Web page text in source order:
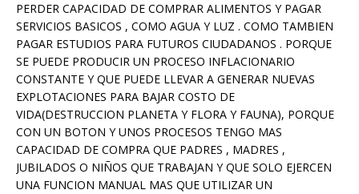
PERDER CAPACIDAD DE COMPRAR ALIMENTOS Y PAGAR
SERVICIOS BASICOS , COMO AGUA Y LUZ . COMO TAMBIEN
PAGAR ESTUDIOS PARA FUTUROS CIUDADANOS . PORQUE
SE PUEDE PRODUCIR UN PROCESO INFLACIONARIO
CONSTANTE Y QUE PUEDE LLEVAR A GENERAR NUEVAS
EXPLOTACIONES PARA BAJAR COSTO DE
VIDA(DESTRUCCION PLANETA Y FLORA Y FAUNA), PORQUE
CON UN BOTON Y UNOS PROCESOS TENGO MAS
CAPACIDAD DE COMPRA QUE PADRES , MADRES ,
JUBILADOS O NIÑOS QUE TRABAJAN Y QUE SOLO EJERCEN
UNA FUNCION MANUAL MAS QUE UTILIZAR UN